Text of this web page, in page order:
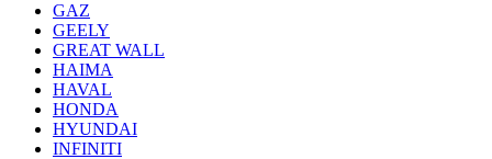
GAZ
GEELY
GREAT WALL
HAIMA
HAVAL
HONDA
HYUNDAI
INFINITI